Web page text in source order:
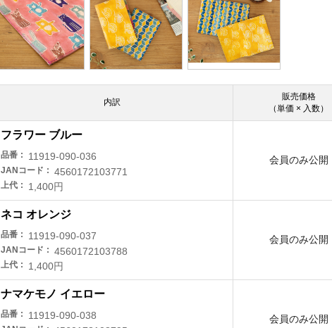
内訳
販売価格
（単価 × 入数）
フラワー ブルー
品番 11919-090-036
JANコード 4560172103771
上代 1,400円
会員のみ公開
ネコ オレンジ
品番 11919-090-037
JANコード 4560172103788
上代 1,400円
会員のみ公開
ナマケモノ イエロー
品番 11919-090-038 会員のみ公開